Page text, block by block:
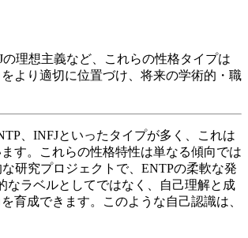
理想主義など、これらの性格タイプは
より適切に位置づけ、将来の学術的・職
、INFJといったタイプが多く、これは
す。これらの性格特性は単なる傾向では
研究プロジェクトで、ENTPの柔軟な発
なラベルとしてではなく、自己理解と成
育成できます。このような自己認識は、